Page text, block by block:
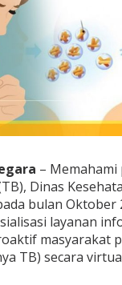
– Memahami
Dinas
bulan Oktober
layanan
masyarakat
TB) secara